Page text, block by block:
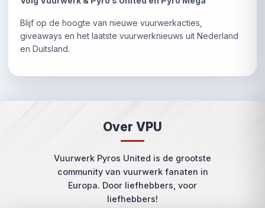
Blijf op de hoogte van nieuwe vuurwerkacties,
giveaways en het laatste vuurwerknieuws uit Nederland
en Duitsland.
Over VPU
Vuurwerk Pyros United is de grootste
community van vuurwerk fanaten in
Europa. Door liefhebbers, voor
liefhebbers!